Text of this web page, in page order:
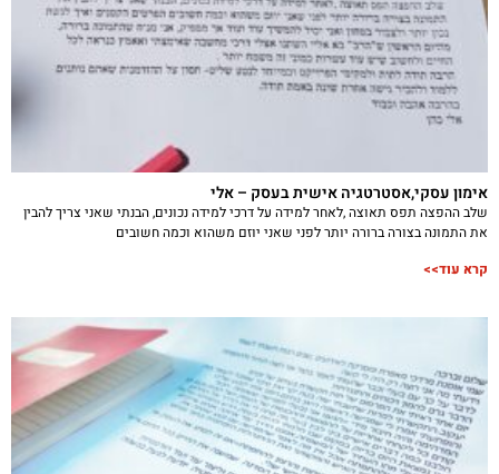
אימון עסקי,אסטרטגיה אישית בעסק – אלי
שלב ההפצה תפס תאוצה ,לאחר למידה על דרכי למידה נכונים, הבנתי שאני צריך להבין
את התמונה בצורה ברורה יותר לפני שאני יוזם משהוא וכמה חשובים
קרא עוד>>